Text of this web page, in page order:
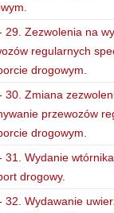
29. Zezwolenia na
regularnych
drogowym.
30. Zmiana
przewozów
drogowym.
31. Wydanie
drogowy.
32. Wydawanie